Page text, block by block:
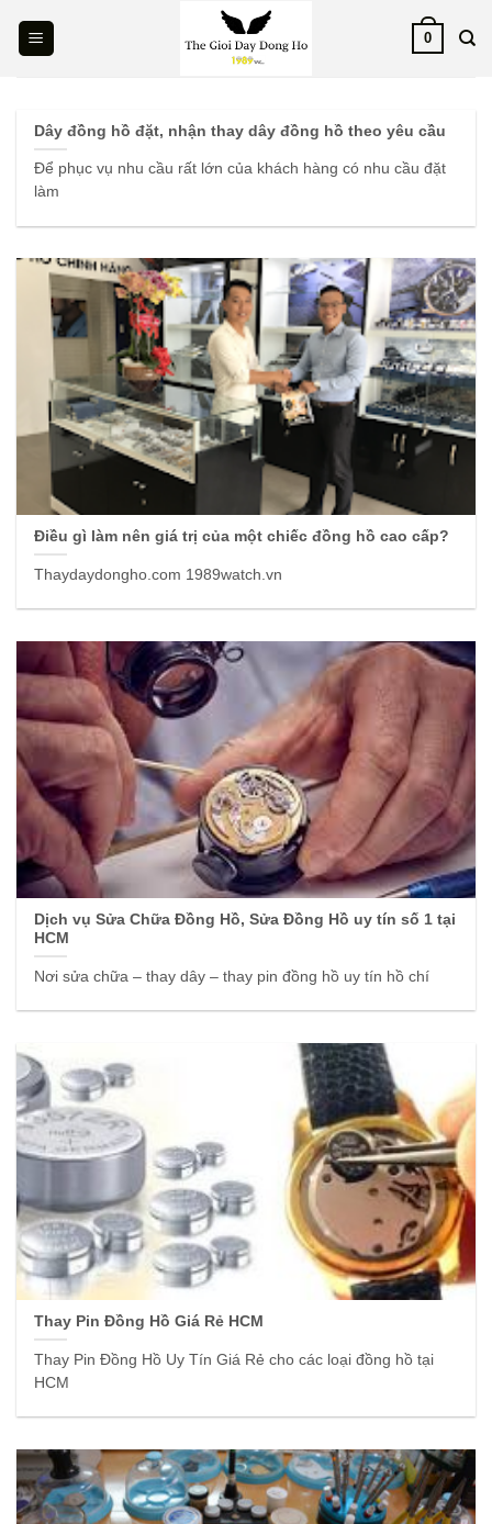
0
Dây đồng hồ đặt, nhận thay dây đồng hồ theo yêu cầu
Để phục vụ nhu cầu rất lớn của khách hàng có nhu cầu đặt
làm
Điều gì làm nên giá trị của một chiếc đồng hồ cao cấp?
Thaydaydongho.com 1989watch.vn
Dịch vụ Sửa Chữa Đồng Hồ, Sửa Đồng Hồ uy tín số 1 tại
HCM
Nơi sửa chữa – thay dây – thay pin đồng hồ uy tín hồ chí
Thay Pin Đồng Hồ Giá Rẻ HCM
Thay Pin Đồng Hồ Uy Tín Giá Rẻ cho các loại đồng hồ tại
HCM